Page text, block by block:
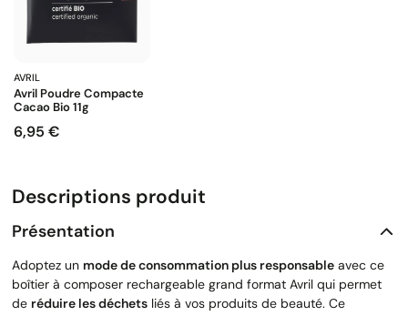
AVRIL
Avril Poudre Compacte
Cacao Bio 11g
Prix
6,95 €
Descriptions produit
Présentation
Adoptez un mode de consommation plus responsable avec ce
boîtier à composer rechargeable grand format Avril qui permet
de réduire les déchets liés à vos produits de beauté. Ce